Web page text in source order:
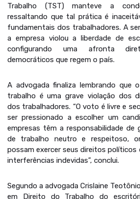
Trabalho (TST) manteve a
ressaltando que tal prática é
fundamentais dos trabalhadores. A
a empresa violou a liberdade de
configurando uma afronta
democráticos que regem o país.
A advogada finaliza lembrando que
trabalho é uma grave violação dos
dos trabalhadores. “O voto é livre e
ser pressionado a escolher um
empresas têm a responsabilidade de
de trabalho neutro e respeitoso,
possam exercer seus direitos políticos
interferências indevidas”, conclui.
Segundo a advogada Crislaine
em Direito do Trabalho do